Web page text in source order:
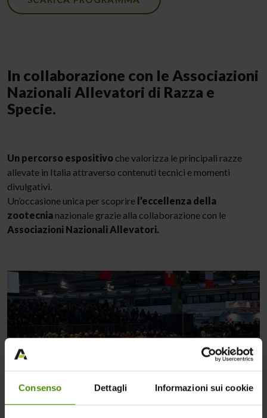
Consenso Dettagli Informazioni sui cookie
In collaborazione con le Associazioni
Nazionali Allevatori di Razza e
Specie.
Un percorso espositivo che valorizza le principali razze
allevate in Italia attraverso contenuti tecnici e momenti
divulgativi.
Un’occasione unica per scoprire l’eccellenza della
zootecnia nazionale grazie alla collaborazione con le
Associazioni Nazionali Allevatori.